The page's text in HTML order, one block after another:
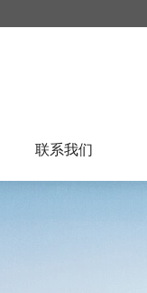
联系我们